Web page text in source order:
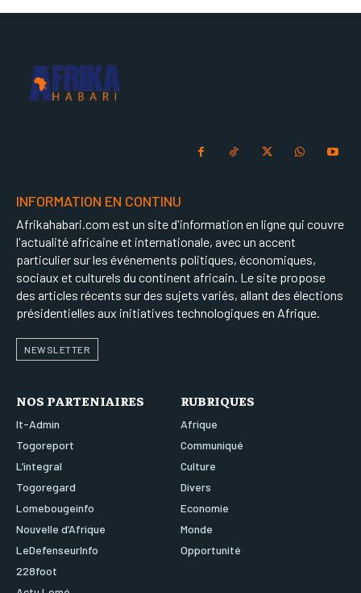
INFORMATION EN CONTINU
Afrikahabari.com est un site d'information en ligne qui couvre
l'actualité africaine et internationale, avec un accent
particulier sur les événements politiques, économiques,
sociaux et culturels du continent africain. Le site propose
des articles récents sur des sujets variés, allant des élections
présidentielles aux initiatives technologiques en Afrique.
NEWSLETTER
NOS PARTENIAIRES
It-Admin
Togoreport
L’integral
Togoregard
Lomebougeinfo
Nouvelle d’Afrique
LeDefenseurInfo
228foot
RUBRIQUES
Afrique
Communiqué
Culture
Divers
Economie
Monde
Opportunité